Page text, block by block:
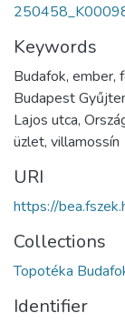
Keywords
Budafok, ember,
Budapest
Lajos utca,
üzlet, villamossín
URI
https://
Collections
Topotéka
Identifier